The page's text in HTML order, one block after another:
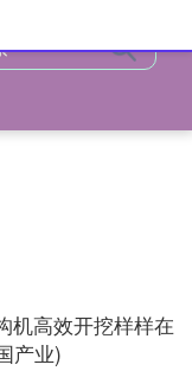
机高效开挖样样在
产业)